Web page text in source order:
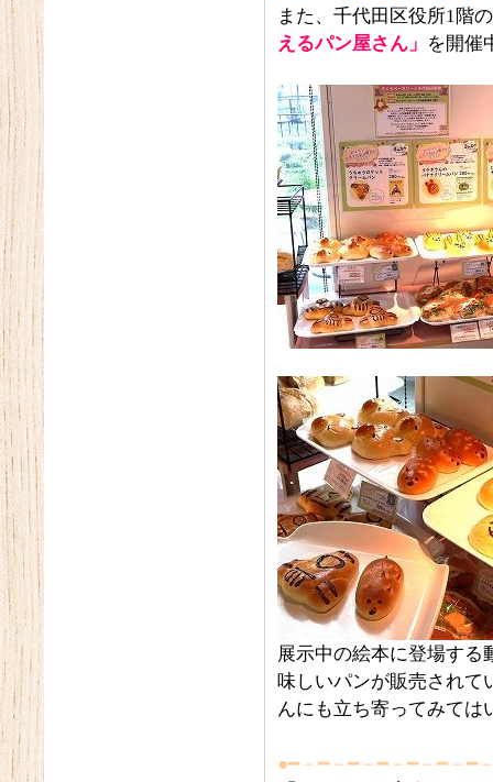
また、千代田区役所1階の
えるパン屋さん」 を開催
展示中の絵本に登場する
味しいパンが販売されて
んにも立ち寄ってみては
●━－━－━－━－━－━－━